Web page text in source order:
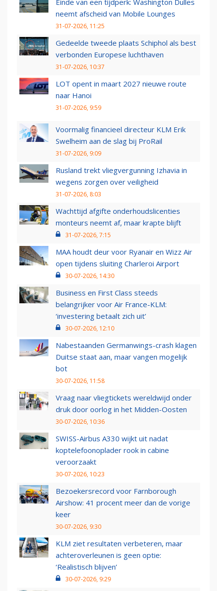
Einde van een tijdperk: Washington Dulles
neemt afscheid van Mobile Lounges
31-07-2026, 11:25
Gedeelde tweede plaats Schiphol als best
verbonden Europese luchthaven
31-07-2026, 10:37
LOT opent in maart 2027 nieuwe route
naar Hanoi
31-07-2026, 9:59
Voormalig financieel directeur KLM Erik
Swelheim aan de slag bij ProRail
31-07-2026, 9:09
Rusland trekt vliegvergunning Izhavia in
wegens zorgen over veiligheid
31-07-2026, 8:03
Wachttijd afgifte onderhoudslicenties
monteurs neemt af, maar krapte blijft
31-07-2026, 7:15
MAA houdt deur voor Ryanair en Wizz Air
open tijdens sluiting Charleroi Airport
30-07-2026, 14:30
Business en First Class steeds
belangrijker voor Air France-KLM:
‘investering betaalt zich uit’
30-07-2026, 12:10
Nabestaanden Germanwings-crash klagen
Duitse staat aan, maar vangen mogelijk
bot
30-07-2026, 11:58
Vraag naar vliegtickets wereldwijd onder
druk door oorlog in het Midden-Oosten
30-07-2026, 10:36
SWISS-Airbus A330 wijkt uit nadat
koptelefoonoplader rook in cabine
veroorzaakt
30-07-2026, 10:23
Bezoekersrecord voor Farnborough
Airshow: 41 procent meer dan de vorige
keer
30-07-2026, 9:30
KLM ziet resultaten verbeteren, maar
achteroverleunen is geen optie:
‘Realistisch blijven’
30-07-2026, 9:29